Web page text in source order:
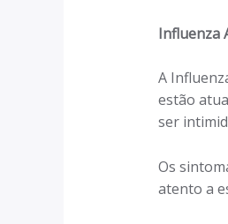
Influenza
A
estão
ser
Os
atento a